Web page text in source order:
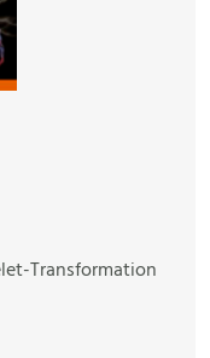
Transformation